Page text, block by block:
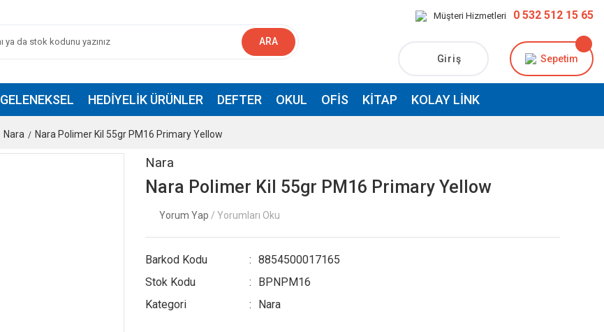
ARA
Müşteri Hizmetleri 0 532 512 15 65
Giriş Sepetim
GELENEKSEL HEDIYELIK ÜRÜNLER DEFTER OKUL OFIS KITAP KOLAY LINK
Nara Nara Polimer Kil 55gr PM16 Primary Yellow
Nara
Nara Polimer Kil 55gr PM16 Primary Yellow
Yorum Yap / Yorumları Oku
Barkod Kodu
8854500017165
Stok Kodu
BPNPM16
Kategori
Nara